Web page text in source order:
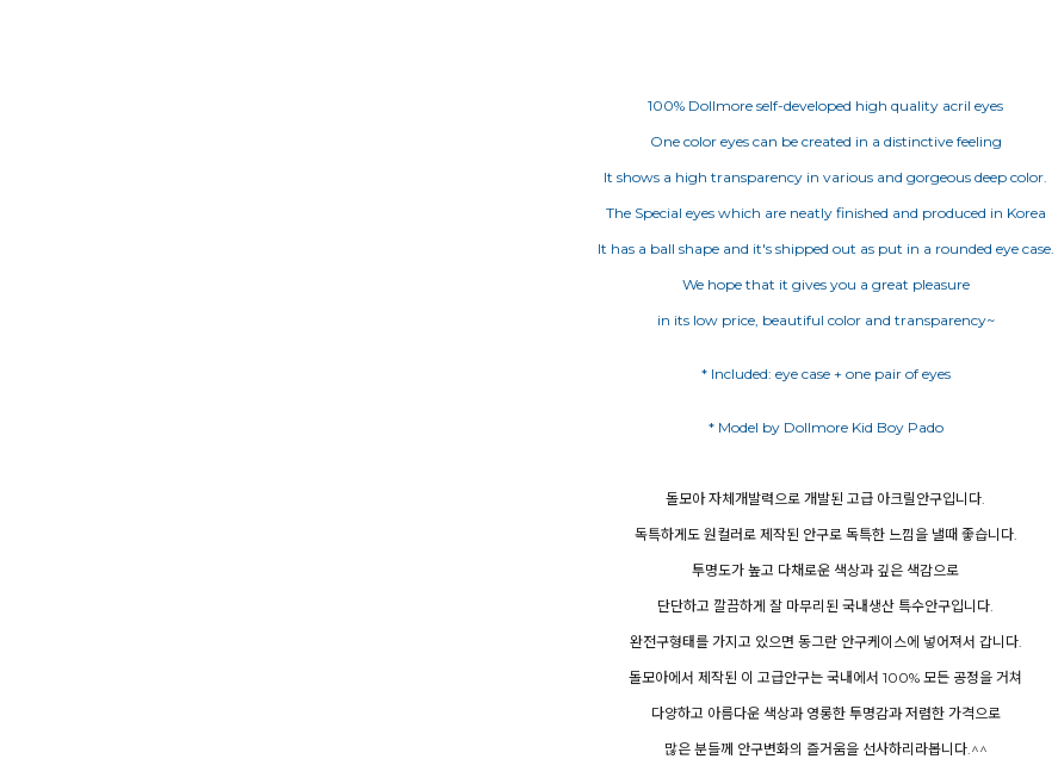
100% Dollmore self-developed high quality acril eyes
One color eyes can be created in a distinctive feeling
It shows a high transparency in various and gorgeous deep color.
The Special eyes which are neatly finished and produced in Korea
It has a ball shape and it's shipped out as put in a rounded eye case.
We hope that it gives you a great pleasure
in its low price, beautiful color and transparency~
* Included: eye case + one pair of eyes
* Model by Dollmore Kid Boy Pado
돌모아 자체개발력으로 개발된 고급 아크릴안구입니다.
독특하게도 원컬러로 제작된 안구로 독특한 느낌을 낼때 좋습니다.
투명도가 높고 다채로운 색상과 깊은 색감으로
단단하고 깔끔하게 잘 마무리된 국내생산 특수안구입니다.
완전구형태를 가지고 있으면 동그란 안구케이스에 넣어져서 갑니다.
돌모아에서 제작된 이 고급안구는 국내에서 100% 모든 공정을 거쳐
다양하고 아름다운 색상과 영롱한 투명감과 저렴한 가격으로
많은 분들께 안구변화의 즐거움을 선사하리라봅니다.^^